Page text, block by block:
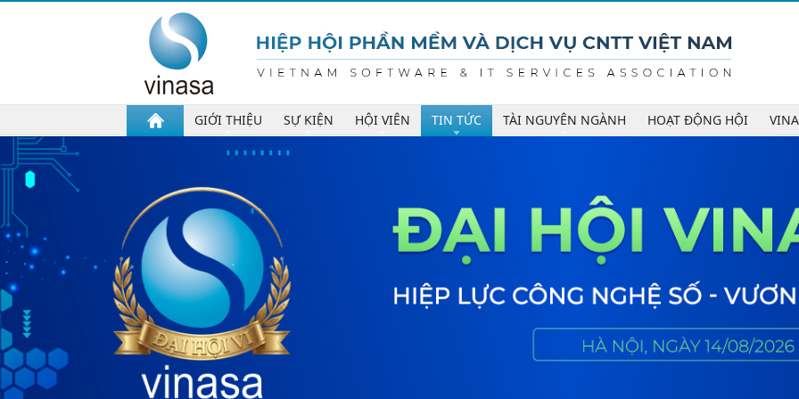
GIỚI THIỆU SỰ KIỆN HỘI VIÊN TIN TỨC TÀI NGUYÊN NGÀNH HOẠT ĐỘNG HỘI